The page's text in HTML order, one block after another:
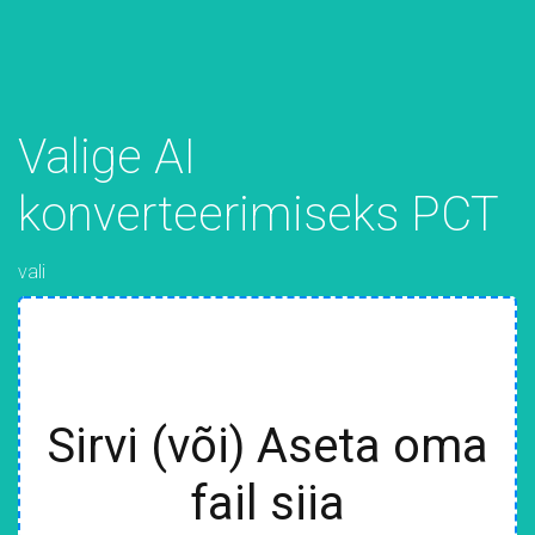
Valige AI
konverteerimiseks PCT
vali
Sirvi (või) Aseta oma
fail siia